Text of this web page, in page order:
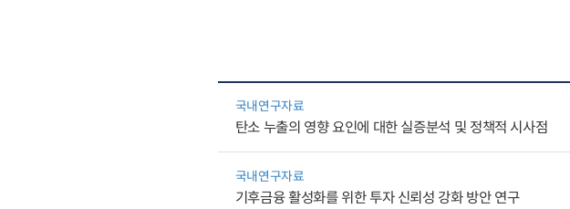
국내연구자료
탄소 누출의 영향 요인에 대한 실증분석 및 정책적 시사점
국내연구자료
기후금융 활성화를 위한 투자 신뢰성 강화 방안 연구